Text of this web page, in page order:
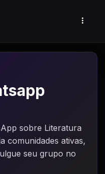
sobre Literatura
comunidades ativas,
seu grupo no